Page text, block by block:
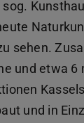
sehen.
und etwa 6
und in